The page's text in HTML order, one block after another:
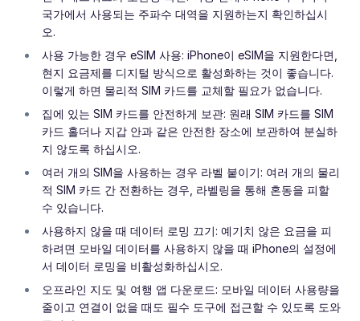
국가에서 사용되는 주파수 대역을 지원하는지 확인하십시
오.
사용 가능한 경우 eSIM 사용: iPhone이 eSIM을 지원한다면,
현지 요금제를 디지털 방식으로 활성화하는 것이 좋습니다.
이렇게 하면 물리적 SIM 카드를 교체할 필요가 없습니다.
집에 있는 SIM 카드를 안전하게 보관: 원래 SIM 카드를 SIM
카드 홀더나 지갑 안과 같은 안전한 장소에 보관하여 분실하
지 않도록 하십시오.
여러 개의 SIM을 사용하는 경우 라벨 붙이기: 여러 개의 물리
적 SIM 카드 간 전환하는 경우, 라벨링을 통해 혼동을 피할
수 있습니다.
사용하지 않을 때 데이터 로밍 끄기: 예기치 않은 요금을 피
하려면 모바일 데이터를 사용하지 않을 때 iPhone의 설정에
서 데이터 로밍을 비활성화하십시오.
오프라인 지도 및 여행 앱 다운로드: 모바일 데이터 사용량을
줄이고 연결이 없을 때도 필수 도구에 접근할 수 있도록 도와